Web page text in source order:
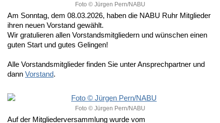
Foto © Jürgen Pern/NABU
Am Sonntag, dem 08.03.2026, haben die NABU Ruhr Mitglieder
ihren neuen Vorstand gewählt.
Wir gratulieren allen Vorstandsmitgliedern und wünschen einen
guten Start und gutes Gelingen!
Alle Vorstandsmitglieder finden Sie unter Ansprechpartner und
dann Vorstand.
Foto © Jürgen Pern/NABU
Auf der Mitgliederversammlung wurde vom